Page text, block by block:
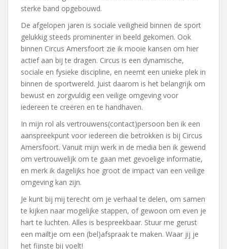
sterke band opgebouwd.
De afgelopen jaren is sociale veiligheid binnen de sport
gelukkig steeds prominenter in beeld gekomen. Ook
binnen Circus Amersfoort zie ik mooie kansen om hier
actief aan bij te dragen. Circus is een dynamische,
sociale en fysieke discipline, en neemt een unieke plek in
binnen de sportwereld. Juist daarom is het belangrijk om
bewust en zorgvuldig een veilige omgeving voor
iedereen te creëren en te handhaven.
In mijn rol als vertrouwens(contact)persoon ben ik een
aanspreekpunt voor iedereen die betrokken is bij Circus
Amersfoort. Vanuit mijn werk in de media ben ik gewend
om vertrouwelijk om te gaan met gevoelige informatie,
en merk ik dagelijks hoe groot de impact van een veilige
omgeving kan zijn.
Je kunt bij mij terecht om je verhaal te delen, om samen
te kijken naar mogelijke stappen, of gewoon om even je
hart te luchten. Alles is bespreekbaar. Stuur me gerust
een mailtje om een (bel)afspraak te maken. Waar jij je
het fijnste bij voelt!